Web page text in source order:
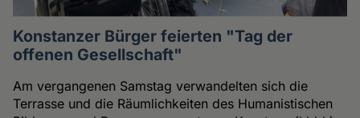
Konstanzer Bürger feierten "Tag der
offenen Gesellschaft"
Am vergangenen Samstag verwandelten sich die
Terrasse und die Räumlichkeiten des Humanistischen